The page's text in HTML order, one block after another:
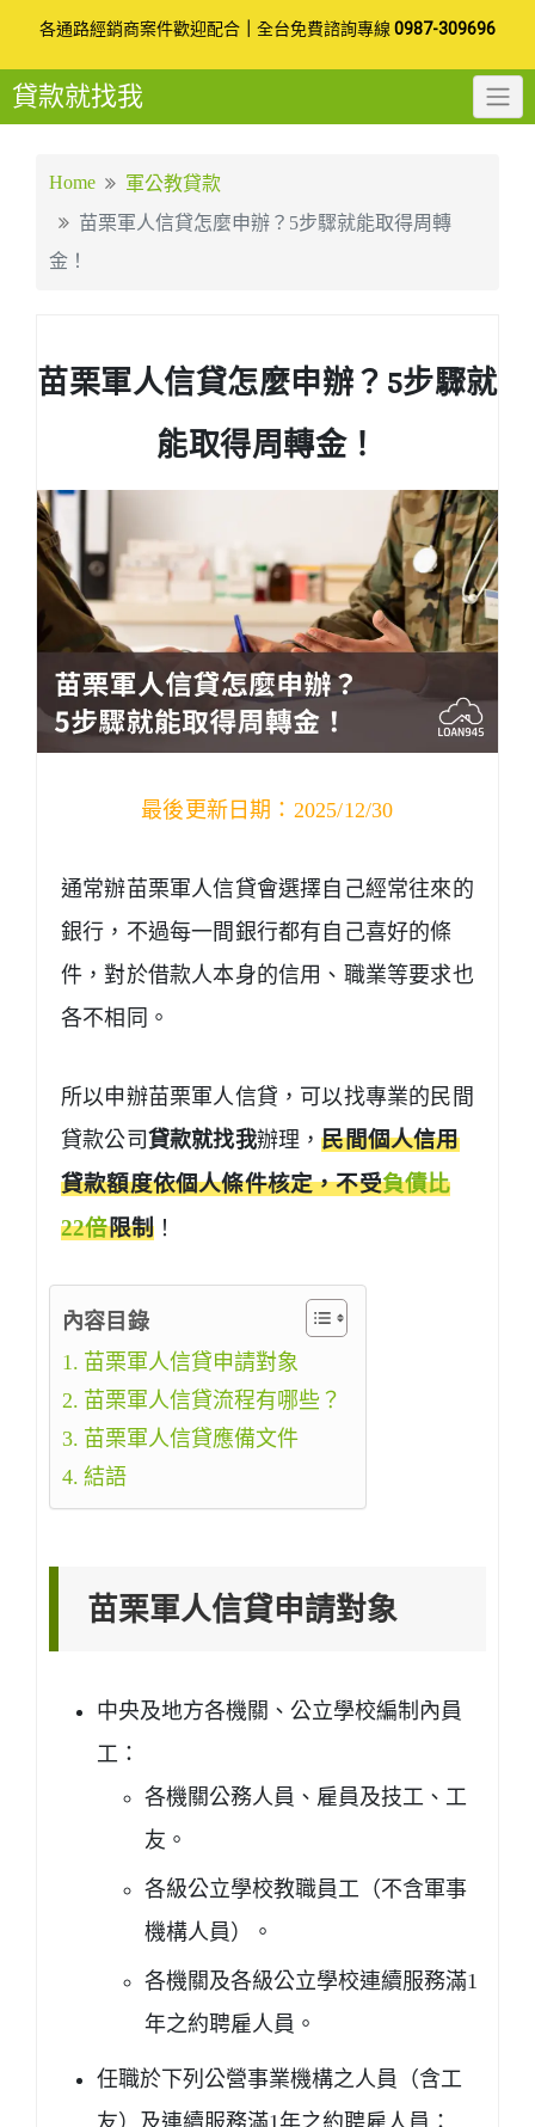
to
content
各通路經銷商案件歡迎配合 全台免費諮詢專線 0987-309696
貸款就找我
Home
軍公教貸款
苗栗軍人信貸怎麼申辦？5步驟就能取得周轉
金！
苗栗軍人信貸怎麼申辦？5步驟就
能取得周轉金！
最後更新日期：2025/12/30
通常辦苗栗軍人信貸會選擇自己經常往來的
銀行，不過每一間銀行都有自己喜好的條
件，對於借款人本身的信用、職業等要求也
各不相同。
所以申辦苗栗軍人信貸，可以找專業的民間
貸款公司 貸款就找我辦理，民間個人信用
貸款額度依個人條件核定，不受負債比
22倍限制 ！
內容目錄
苗栗軍人信貸申請對象
苗栗軍人信貸流程有哪些？
苗栗軍人信貸應備文件
結語
苗栗軍人信貸申請對象
中央及地方各機關、公立學校編制內員
工：
各機關公務人員、雇員及技工、工
友。
各級公立學校教職員工（不含軍事
機構人員）。
各機關及各級公立學校連續服務滿1
年之約聘雇人員。
任職於下列公營事業機構之人員（含工